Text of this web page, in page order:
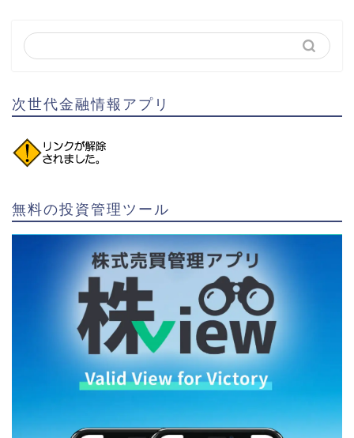
次世代金融情報アプリ
無料の投資管理ツール